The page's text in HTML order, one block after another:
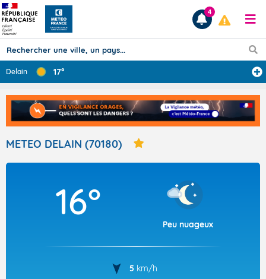
Prévisions
TOUS LES RÉSULTATS
Articles
4
Delain 17°
METEO DELAIN (70180)
16°
Peu nuageux
5 km/h